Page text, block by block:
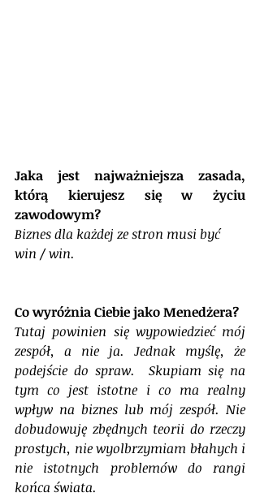
Jaka jest najważniejsza zasada,
którą kierujesz się w życiu
zawodowym?
Biznes dla każdej ze stron musi być
win / win.
Co wyróżnia Ciebie jako Menedżera?
Tutaj powinien się wypowiedzieć mój
zespół, a nie ja. Jednak myślę, że
podejście do spraw.  Skupiam się na
tym co jest istotne i co ma realny
wpływ na biznes lub mój zespół. Nie
dobudowuję zbędnych teorii do rzeczy
prostych, nie wyolbrzymiam błahych i
nie istotnych problemów do rangi
końca świata.